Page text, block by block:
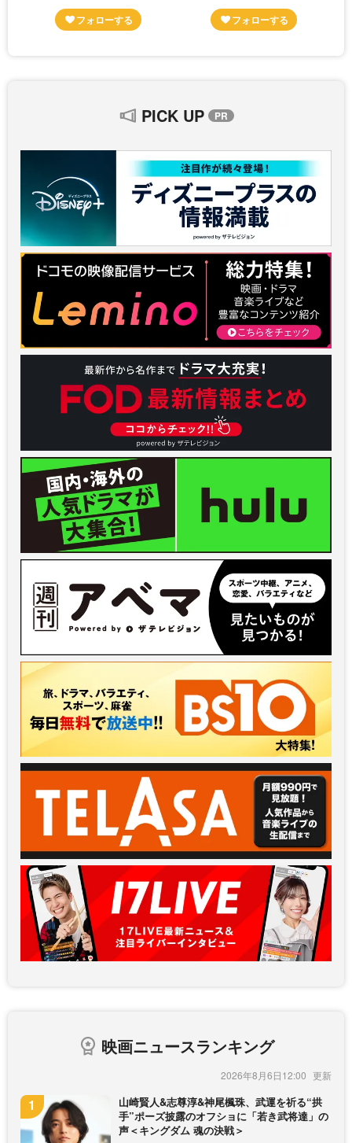
PICK UP
映画ニュースランキング
2026年8月6日12:00
山崎賢人&志尊淳&神尾楓珠、武運を祈る“拱
手”ポーズ披露のオフショに「若き武将達」の
声＜キングダム 魂の決戦＞